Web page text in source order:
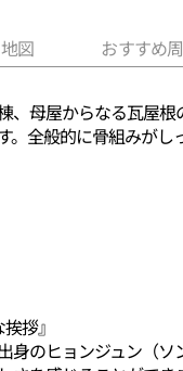
地図 おすすめ
、母屋からなる瓦屋
全般的に骨組みが
拶』
身のヒョンジュン（